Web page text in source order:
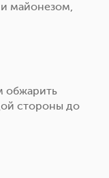
майонезом,
обжарить
стороны до